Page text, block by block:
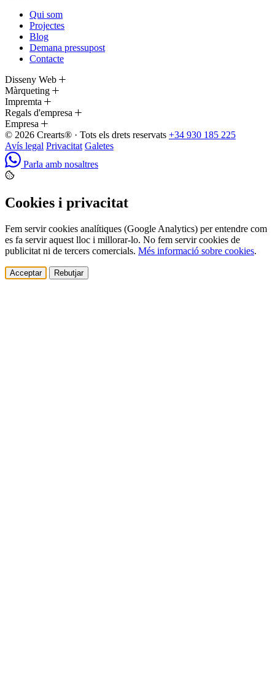
Qui som
Projectes
Blog
Demana pressupost
Contacte
Disseny Web
Màrqueting
Impremta
Regals d'empresa
Empresa
© 2026 Crearts® · Tots els drets reservats +34 930 185 225
Avís legal Privacitat Galetes
Parla amb nosaltres
Cookies i privacitat
Fem servir cookies analítiques (Google Analytics) per entendre com
es fa servir aquest lloc i millorar-lo. No fem servir cookies de
publicitat ni de tercers comercials. Més informació sobre cookies.
Acceptar Rebutjar